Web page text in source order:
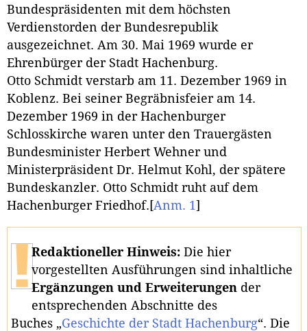
Bundespräsidenten mit dem höchsten
Verdienstorden der Bundesrepublik
ausgezeichnet. Am 30. Mai 1969 wurde er
Ehrenbürger der Stadt Hachenburg.
Otto Schmidt verstarb am 11. Dezember 1969 in
Koblenz. Bei seiner Begräbnisfeier am 14.
Dezember 1969 in der Hachenburger
Schlosskirche waren unter den Trauergästen
Bundesminister Herbert Wehner und
Ministerpräsident Dr. Helmut Kohl, der spätere
Bundeskanzler. Otto Schmidt ruht auf dem
Hachenburger Friedhof. [Anm. 1]
Redaktioneller Hinweis: Die hier
vorgestellten Ausführungen sind inhaltliche
Ergänzungen und Erweiterungen der
entsprechenden Abschnitte des
Buches „Geschichte der Stadt Hachenburg“. Die